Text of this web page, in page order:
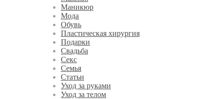
Маникюр
Мода
Обувь
Пластическая хирургия
Подарки
Свадьба
Секс
Семья
Статьи
Уход за руками
Уход за телом